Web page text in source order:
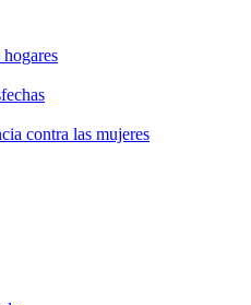
contra las mujeres